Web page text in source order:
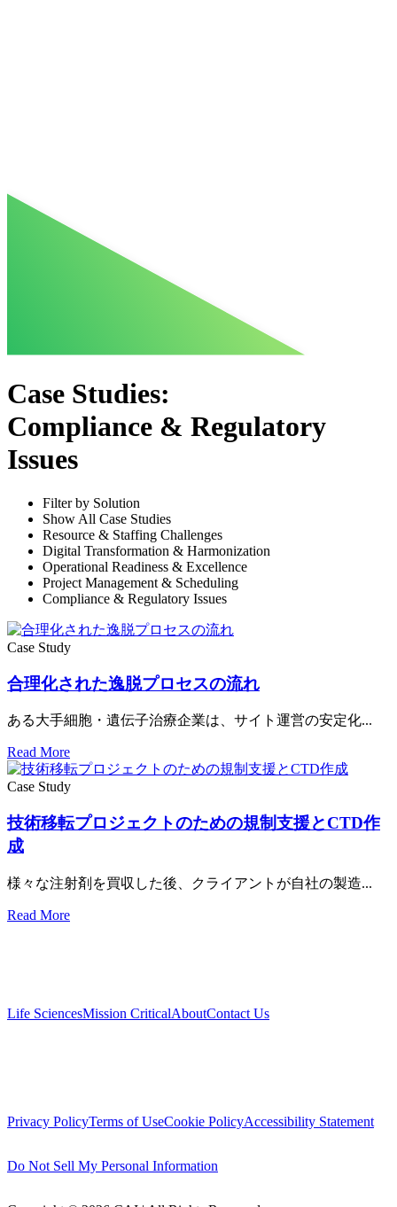
Case Studies:
Compliance & Regulatory
Issues
Filter by Solution
Show All Case Studies
Resource & Staffing Challenges
Digital Transformation & Harmonization
Operational Readiness & Excellence
Project Management & Scheduling
Compliance & Regulatory Issues
Case Study
合理化された逸脱プロセスの流れ
ある大手細胞・遺伝子治療企業は、サイト運営の安定化...
Read More
Case Study
技術移転プロジェクトのための規制支援とCTD作
成
様々な注射剤を買収した後、クライアントが自社の製造...
Read More
Life SciencesMission CriticalAboutContact Us
Privacy PolicyTerms of UseCookie PolicyAccessibility Statement
Do Not Sell My Personal Information